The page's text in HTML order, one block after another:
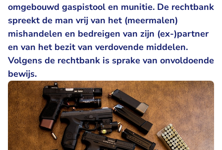
omgebouwd gaspistool en munitie. De rechtbank
spreekt de man vrij van het (meermalen)
mishandelen en bedreigen van zijn (ex-)partner
en van het bezit van verdovende middelen.
Volgens de rechtbank is sprake van onvoldoende
bewijs.